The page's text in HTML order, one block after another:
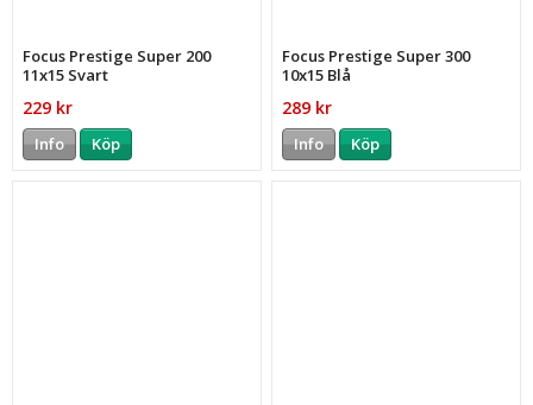
Focus Prestige Super 200
11x15 Svart
229 kr
Info Köp
Focus Prestige Super 300
10x15 Blå
289 kr
Info Köp